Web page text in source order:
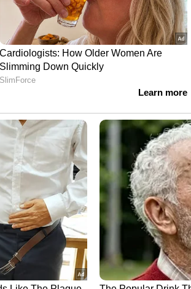
ഒന്നും കണ്ടെത്തിയിട്ടില്ലെന്നാണ്
പൊലീസ്
ആരോപിക്കുന്നു. പൊലീസ്
ഡോക്ടര്‍മാര്‍ ഷാരോണിന്
തുടര്‍ന്ന് മെഡിക്കല്‍
മജിസ്ട്രേറ്റിനോടും
പറഞ്ഞിരുന്നു. എന്നാല്‍ പാറശ്ശാല
ഒന്നുമില്ലെന്ന് പറഞ്ഞ്
കുടുംബം ആരോപിക്കുന്നു.